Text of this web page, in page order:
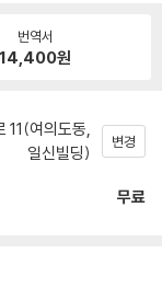
번역서
14,400원
11(여의도동,
일신빌딩)
변경
무료